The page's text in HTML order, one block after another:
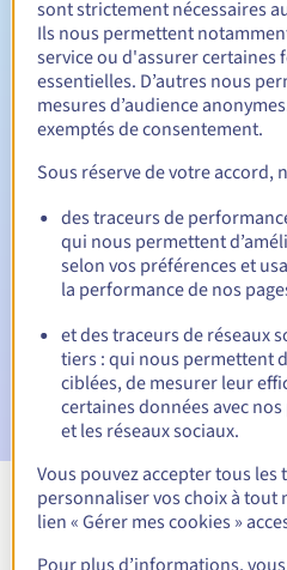
Période de rédemption
Notifications
Emails d'avertissement :60,
date d'échéance
E-mail le jour de l'expiration
E-mail après la Redemption
notification de la suppression
Voir toutes les
sont strictement nécessaires
Ils nous permettent
service ou d'assurer certaines
essentielles. D’autres nous
mesures d’audience
exemptés de consentement.
Sous réserve de votre accord,
des traceurs de
qui nous permettent
selon vos préférences et
la performance de nos
et des traceurs de réseaux
tiers : qui nous permettent
ciblées, de mesurer leur
certaines données avec
et les réseaux sociaux.
Vous pouvez accepter tous
personnaliser vos choix à
lien « Gérer mes cookies »